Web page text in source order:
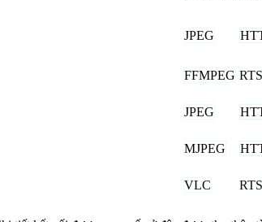
JPEG
FFMPEG
JPEG
MJPEG
VLC